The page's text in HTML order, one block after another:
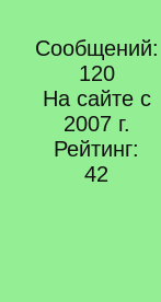
Сообщений:
120
На сайте с
2007 г.
Рейтинг:
42